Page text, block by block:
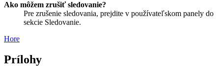
Ako môžem zrušiť sledovanie?
Pre zrušenie sledovania, prejdite v používateľskom panely do
sekcie Sledovanie.
Hore
Prílohy